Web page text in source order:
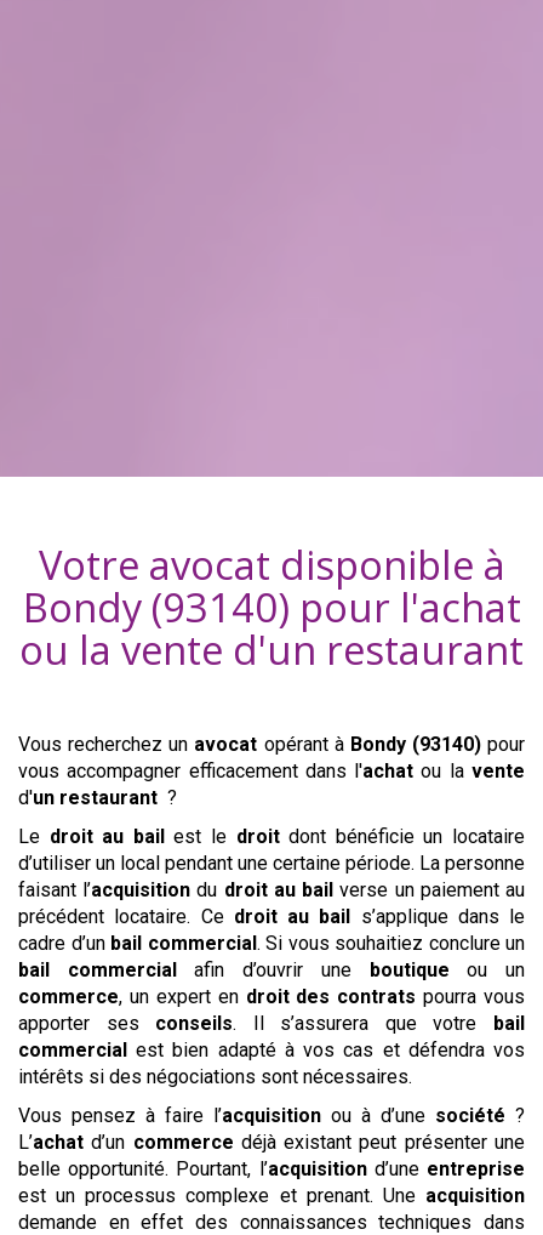
Votre avocat disponible à
Bondy (93140) pour l'achat
ou la vente d'un restaurant
Vous recherchez un avocat opérant à Bondy (93140) pour
vous accompagner efficacement dans l'achat ou lavente
d'un restaurant ?
Le droit au bailest le droitdont bénéficie un locataire
d’utiliser un local pendant une certaine période. La personne
faisant l’acquisition du droit au bail verse un paiement au
précédent locataire. Ce droit au bail s’applique dans le
cadre d’un bail commercial. Si vous souhaitiez conclure un
bail commercialafin d’ouvrir une boutique ou un
commerce, un expert en droit des contrats pourra vous
apporter ses conseils. Il s’assurera que votre bail
commercial est bien adapté à vos cas et défendra vos
intérêts si des négociations sont nécessaires.
Vous pensez à faire l’acquisition ou à d’une société ?
L’achat d’un commerce déjà existant peut présenter une
belle opportunité. Pourtant, l’acquisitiond’une entreprise
est un processus complexe et prenant. Une acquisition
demande en effet des connaissances techniques dans